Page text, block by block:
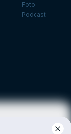
Foto
Podcast